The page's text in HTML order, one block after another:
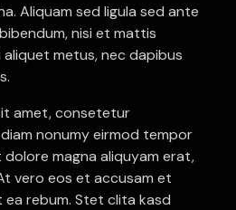
Aliquam sed ligula sed ante
nisi et mattis
metus, nec dapibus
amet, consetetur
nonumy eirmod tempor
magna aliquyam erat,
vero eos et accusam et
rebum. Stet clita kasd